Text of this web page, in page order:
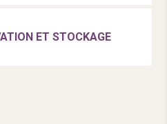
ET STOCKAGE